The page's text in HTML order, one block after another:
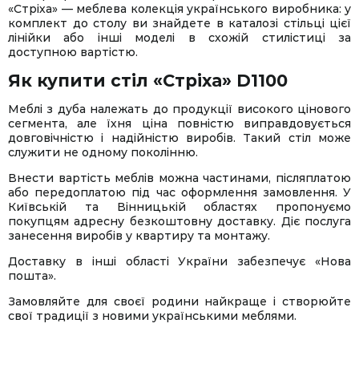
«Стріха» — меблева колекція українського виробника: у
комплект до столу ви знайдете в каталозі стільці цієї
лінійки або інші моделі в схожій стилістиці за
доступною вартістю.
Як купити стіл «Стріха» D1100
Меблі з дуба належать до продукції високого цінового
сегмента, але їхня ціна повністю виправдовується
довговічністю і надійністю виробів. Такий стіл може
служити не одному поколінню.
Внести вартість меблів можна частинами, післяплатою
або передоплатою під час оформлення замовлення. У
Київській та Вінницькій областях пропонуємо
покупцям адресну безкоштовну доставку. Діє послуга
занесення виробів у квартиру та монтажу.
Доставку в інші області України забезпечує «Нова
пошта».
Замовляйте для своєї родини найкраще і створюйте
свої традиції з новими українськими меблями.